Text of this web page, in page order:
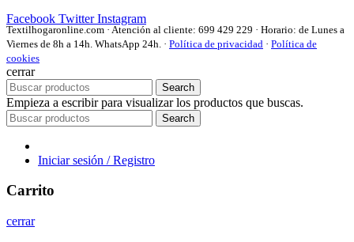
Facebook Twitter Instagram
Textilhogaronline.com · Atención al cliente: 699 429 229 · Horario: de Lunes a
Viernes de 8h a 14h. WhatsApp 24h. · Política de privacidad · Política de
cookies
cerrar
Search
Empieza a escribir para visualizar los productos que buscas.
Search
Iniciar sesión / Registro
Carrito
cerrar